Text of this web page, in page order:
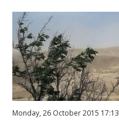
Monday, 26 October 2015 17:13